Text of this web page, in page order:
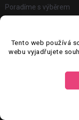
Tento web používá
webu vyjadřujete
Poradíme s výběrem
PŘIJÍMÁME